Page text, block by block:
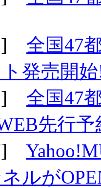
全国47
発売開
全国47
先行
ルが